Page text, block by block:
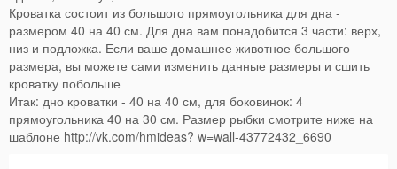
Кроватка состоит из большого прямоугольника для дна -
размером 40 на 40 см. Для дна вам понадобится 3 части: верх,
низ и подложка. Если ваше домашнее животное большого
размера, вы можете сами изменить данные размеры и сшить
кроватку побольше
Итак: дно кроватки - 40 на 40 см, для боковинок: 4
прямоугольника 40 на 30 см. Размер рыбки смотрите ниже на
шаблоне http://vk.com/hmideas? w=wall-43772432_6690